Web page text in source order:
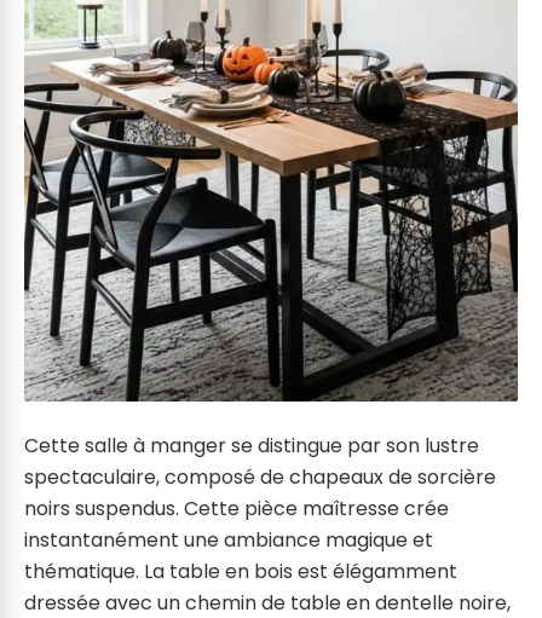
Cette salle à manger se distingue par son lustre
spectaculaire, composé de chapeaux de sorcière
noirs suspendus. Cette pièce maîtresse crée
instantanément une ambiance magique et
thématique. La table en bois est élégamment
dressée avec un chemin de table en dentelle noire,